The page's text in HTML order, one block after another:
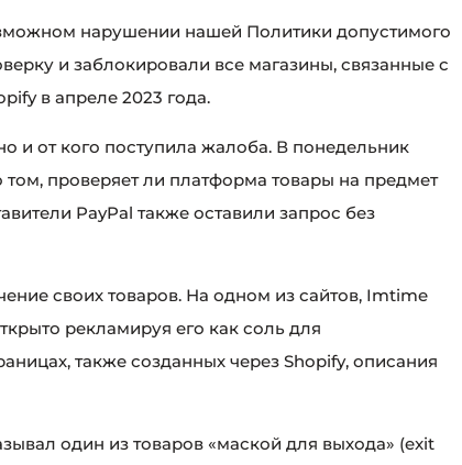
нарушении нашей Политики допустимого
и заблокировали все магазины, связанные с
в апреле 2023 года.
и от кого поступила жалоба. В понедельник
проверяет ли платформа товары на предмет
PayPal также оставили запрос без
своих товаров. На одном из сайтов, Imtime
рекламируя его как соль для
также созданных через Shopify, описания
один из товаров «маской для выхода» (exit